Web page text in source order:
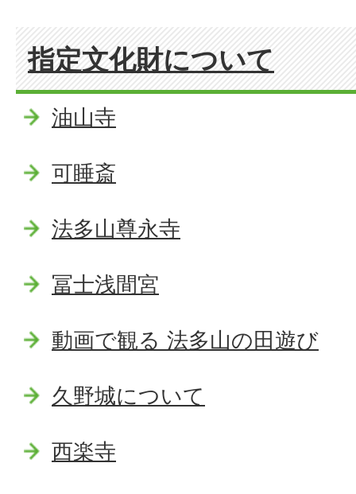
指定文化財について
油山寺
可睡斎
法多山尊永寺
冨士浅間宮
動画で観る 法多山の田遊び
久野城について
西楽寺